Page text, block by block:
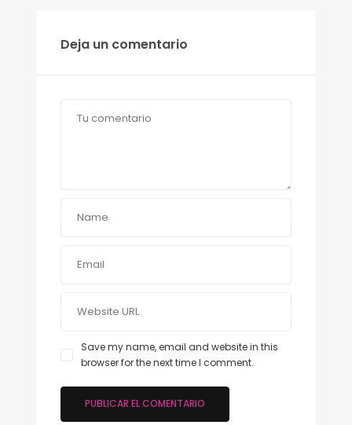
Deja un comentario
Save my name, email and website in this
browser for the next time I comment.